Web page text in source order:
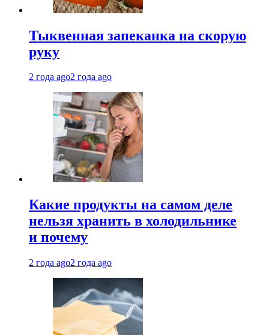
Тыквенная запеканка на скорую
руку
2 года ago2 года ago
Какие продукты на самом деле
нельзя хранить в холодильнике
и почему
2 года ago2 года ago